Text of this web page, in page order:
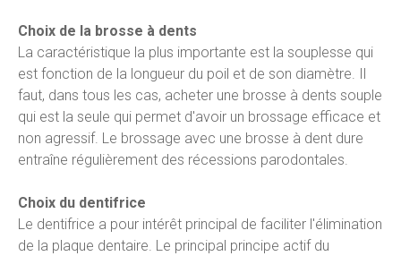
Choix de la brosse à dents
La caractéristique la plus importante est la souplesse qui
est fonction de la longueur du poil et de son diamètre. Il
faut, dans tous les cas, acheter une brosse à dents souple
qui est la seule qui permet d'avoir un brossage efficace et
non agressif. Le brossage avec une brosse à dent dure
entraîne régulièrement des récessions parodontales.
Choix du dentifrice
Le dentifrice a pour intérêt principal de faciliter l'élimination
de la plaque dentaire. Le principal principe actif du